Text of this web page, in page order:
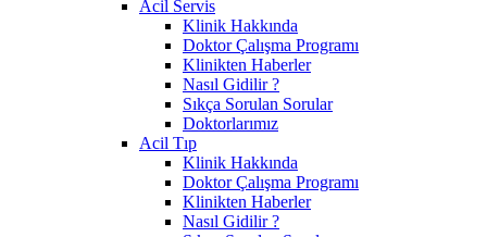
Acil Servis
Klinik Hakkında
Doktor Çalışma Programı
Klinikten Haberler
Nasıl Gidilir ?
Sıkça Sorulan Sorular
Doktorlarımız
Acil Tıp
Klinik Hakkında
Doktor Çalışma Programı
Klinikten Haberler
Nasıl Gidilir ?